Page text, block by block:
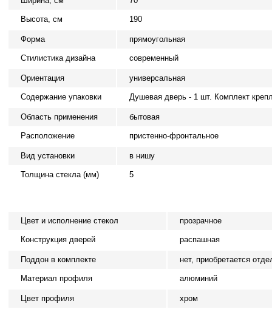
Высота, см 190
Форма прямоугольная
Стилистика дизайна современный
Ориентация универсальная
Содержание упаковки Душевая дверь - 1 шт. Комплект
Область применения бытовая
Расположение пристенно-фронтальное
Вид установки в нишу
Толщина стекла (мм) 5
Цвет и исполнение стекол прозрачное
Конструкция дверей распашная
Поддон в комплекте нет, приобретается
Материал профиля алюминий
Цвет профиля хром